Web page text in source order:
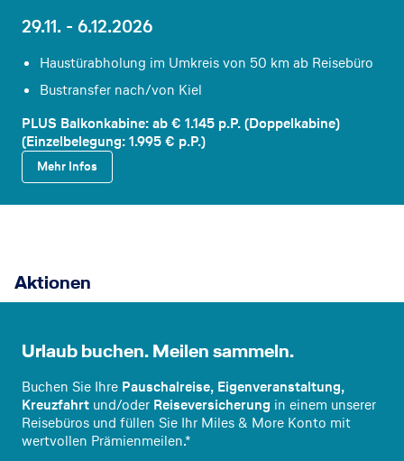
29.11. - 6.12.2026
Haustürabholung im Umkreis von 50 km ab Reisebüro
Bustransfer nach/von Kiel
PLUS Balkonkabine: ab € 1.145 p.P. (Doppelkabine)
(Einzelbelegung:1.995 € p.P.)
Mehr Infos
Aktionen
Urlaub buchen. Meilen sammeln.
Buchen Sie Ihre Pauschalreise, Eigenveranstaltung,
Kreuzfahrt und/oder Reiseversicherung in einem unserer
Reisebüros und füllen Sie Ihr Miles & More Konto mit
wertvollen Prämienmeilen.*